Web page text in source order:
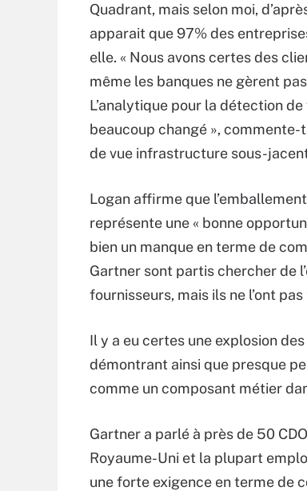
Quadrant, mais selon moi,
apparait que 97% des
elle. « Nous avons certes des
même les banques ne gèrent
L’analytique pour la détection
beaucoup changé »,
de vue infrastructure sous-
Logan affirme que
représente une « bonne
bien un manque en terme de
Gartner sont partis chercher de
fournisseurs, mais ils ne l’ont
Il y a eu certes une explosion
démontrant ainsi que presque
comme un composant métier
Gartner a parlé à près de 50
Royaume-Uni et la plupart
une forte exigence en terme de